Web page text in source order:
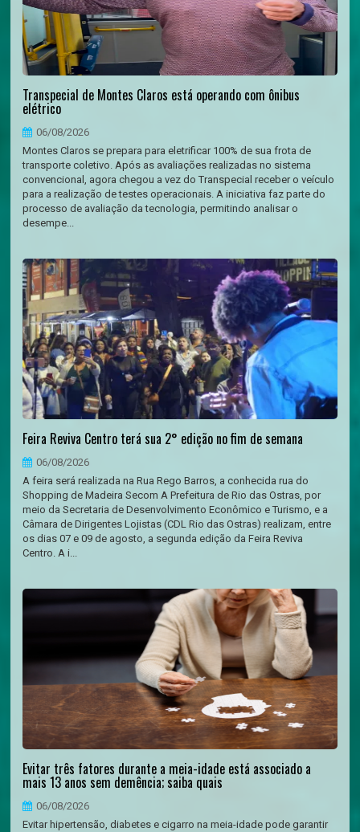
Transpecial de Montes Claros está operando com ônibus
elétrico
06/08/2026
Montes Claros se prepara para eletrificar 100% de sua frota de
transporte coletivo. Após as avaliações realizadas no sistema
convencional, agora chegou a vez do Transpecial receber o veículo
para a realização de testes operacionais. A iniciativa faz parte do
processo de avaliação da tecnologia, permitindo analisar o
desempe...
Feira Reviva Centro terá sua 2° edição no fim de semana
06/08/2026
A feira será realizada na Rua Rego Barros, a conhecida rua do
Shopping de Madeira Secom A Prefeitura de Rio das Ostras, por
meio da Secretaria de Desenvolvimento Econômico e Turismo, e a
Câmara de Dirigentes Lojistas (CDL Rio das Ostras) realizam, entre
os dias 07 e 09 de agosto, a segunda edição da Feira Reviva
Centro. A i...
Evitar três fatores durante a meia-idade está associado a
mais 13 anos sem demência; saiba quais
06/08/2026
Evitar hipertensão, diabetes e cigarro na meia-idade pode garantir